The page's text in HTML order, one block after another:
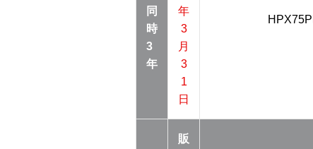
同
時
3
年
年
3
月
3
1
日
販